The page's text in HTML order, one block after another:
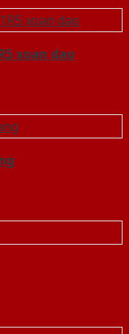
xoan dao